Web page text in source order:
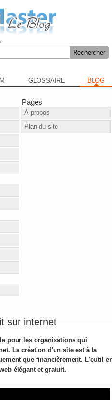
GLOSSAIRE BLOG
Pages
À propos
Plan du site
sur internet
pour les organisations qui
La création d'un site est à la
que financièrement. L'outil
élégant et gratuit.